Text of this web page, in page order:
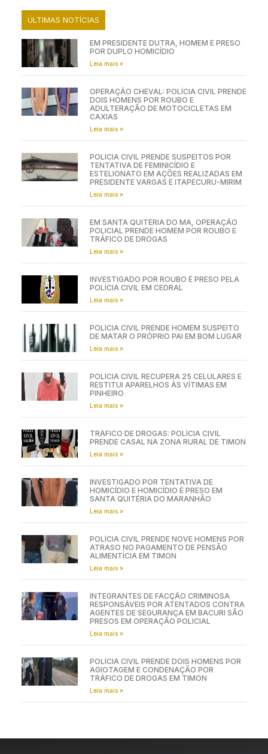
ÚLTIMAS NOTÍCIAS
EM PRESIDENTE DUTRA, HOMEM É PRESO
POR DUPLO HOMICÍDIO
Leia mais »
OPERAÇÃO CHEVAL: POLÍCIA CIVIL PRENDE
DOIS HOMENS POR ROUBO E
ADULTERAÇÃO DE MOTOCICLETAS EM
CAXIAS
Leia mais »
POLÍCIA CIVIL PRENDE SUSPEITOS POR
TENTATIVA DE FEMINICÍDIO E
ESTELIONATO EM AÇÕES REALIZADAS EM
PRESIDENTE VARGAS E ITAPECURU-MIRIM
Leia mais »
EM SANTA QUITÉRIA DO MA, OPERAÇÃO
POLICIAL PRENDE HOMEM POR ROUBO E
TRÁFICO DE DROGAS
Leia mais »
INVESTIGADO POR ROUBO É PRESO PELA
POLÍCIA CIVIL EM CEDRAL
Leia mais »
POLÍCIA CIVIL PRENDE HOMEM SUSPEITO
DE MATAR O PRÓPRIO PAI EM BOM LUGAR
Leia mais »
POLÍCIA CIVIL RECUPERA 25 CELULARES E
RESTITUI APARELHOS ÀS VÍTIMAS EM
PINHEIRO
Leia mais »
TRÁFICO DE DROGAS: POLÍCIA CIVIL
PRENDE CASAL NA ZONA RURAL DE TIMON
Leia mais »
INVESTIGADO POR TENTATIVA DE
HOMICÍDIO E HOMICÍDIO É PRESO EM
SANTA QUITÉRIA DO MARANHÃO
Leia mais »
POLÍCIA CIVIL PRENDE NOVE HOMENS POR
ATRASO NO PAGAMENTO DE PENSÃO
ALIMENTÍCIA EM TIMON
Leia mais »
INTEGRANTES DE FACÇÃO CRIMINOSA
RESPONSÁVEIS POR ATENTADOS CONTRA
AGENTES DE SEGURANÇA EM BACURI SÃO
PRESOS EM OPERAÇÃO POLICIAL
Leia mais »
POLÍCIA CIVIL PRENDE DOIS HOMENS POR
AGIOTAGEM E CONDENAÇÃO POR
TRÁFICO DE DROGAS EM TIMON
Leia mais »